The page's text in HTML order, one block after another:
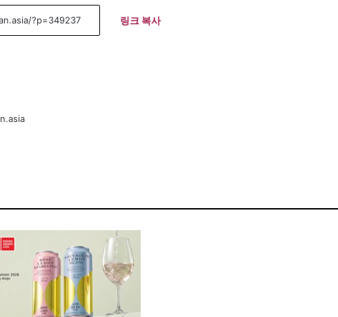
링크 복사